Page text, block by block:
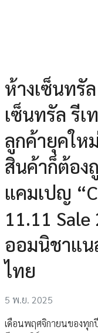
ห้างเซ็นทรั
เซ็นทรัล รี
ลูกค้ายุคให
สินค้าก็ต้อง
แคมเปญ
11.11
ออมนิชาแน
ไทย
5 พ.ย. 2025
เดือนพฤศจิกายนของทุก